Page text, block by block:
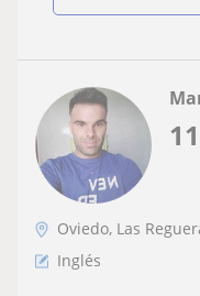
11
Oviedo, Las
Inglés